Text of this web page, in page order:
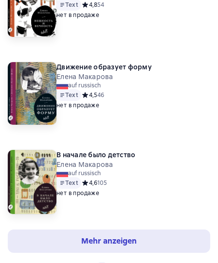
Text Средний рейтинг 4,8 на основе 54 оценок
4,854
нет в продаже
Движение образует форму
Елена Макарова
auf russisch
Text Средний рейтинг 4,5 на основе 46 оценок
4,546
нет в продаже
В начале было детство
Елена Макарова
auf russisch
Text Средний рейтинг 4,6 на основе 105 оценок
4,6105
нет в продаже
Mehr anzeigen